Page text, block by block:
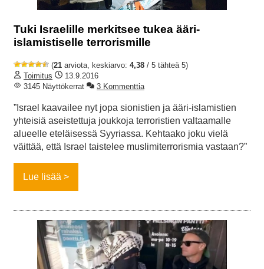
Tuki Israelille merkitsee tukea ääri-
islamistiselle terrorismille
(21 arviota, keskiarvo: 4,38 / 5 tähteä 5)
Toimitus
13.9.2016
3145 Näyttökerrat
3 Kommenttia
”Israel kaavailee nyt jopa sionistien ja ääri-islamistien
yhteisiä aseistettuja joukkoja terroristien valtaamalle
alueelle eteläisessä Syyriassa. Kehtaako joku vielä
väittää, että Israel taistelee muslimiterrorismia vastaan?”
Lue lisää